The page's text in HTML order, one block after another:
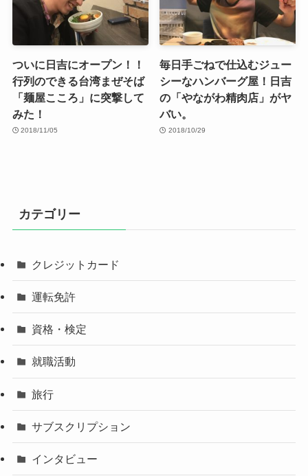
ついに日吉にオープン！！
行列のできる台湾まぜそば
「麺屋こころ」に突撃して
みた！
2018/11/05
毎日手ごねで仕込むジュー
シーなハンバーグ屋！日吉
の「やながわ精肉店」がヤ
バい。
2018/10/29
カテゴリー
クレジットカード
運転免許
資格・検定
就職活動
旅行
サブスクリプション
インタビュー